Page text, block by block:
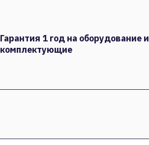
Гарантия 1 год на оборудование и
комплектующие